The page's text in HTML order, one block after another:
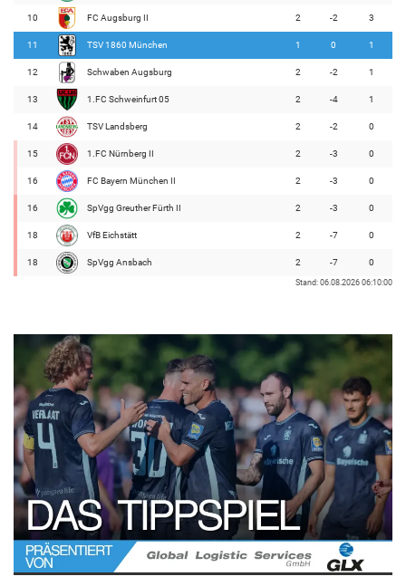
10 FC Augsburg II 2 -2 3
11 TSV 1860 München 1 0 1
12 Schwaben Augsburg 2 -2 1
13 1.FC Schweinfurt 05 2 -4 1
14 TSV Landsberg 2 -2 0
15 1.FC Nürnberg II 2 -3 0
16 FC Bayern München II 2 -3 0
16 SpVgg Greuther Fürth II 2 -3 0
18 VfB Eichstätt 2 -7 0
18 SpVgg Ansbach 2 -7 0
Stand: 06.08.2026 06:10:00